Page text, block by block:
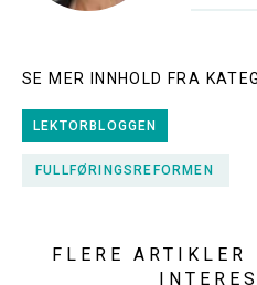
SE MER INNHOLD FRA
LEKTORBLOGGEN
FULLFØRINGSREFORMEN
FLERE ARTIKLER